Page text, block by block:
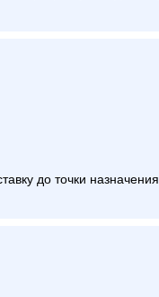
до точки назначения